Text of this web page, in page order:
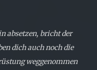
absetzen, bricht der
dich auch noch die
weggenommen